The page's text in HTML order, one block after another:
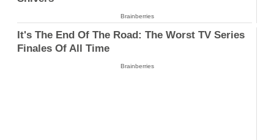
Brainberries
It's The End Of The Road: The Worst TV Series
Finales Of All Time
Brainberries